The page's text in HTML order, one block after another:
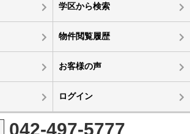
学区から検索
物件閲覧履歴
お客様の声
ログイン
042-497-5777